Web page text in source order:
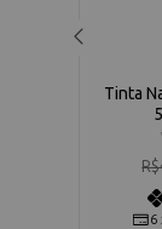
Tinta
6